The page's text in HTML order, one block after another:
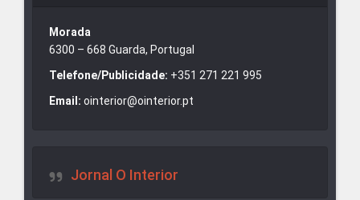
Morada
6300 – 668 Guarda, Portugal
Telefone/Publicidade: +351 271 221 995
Email: ointerior@ointerior.pt
Jornal O Interior